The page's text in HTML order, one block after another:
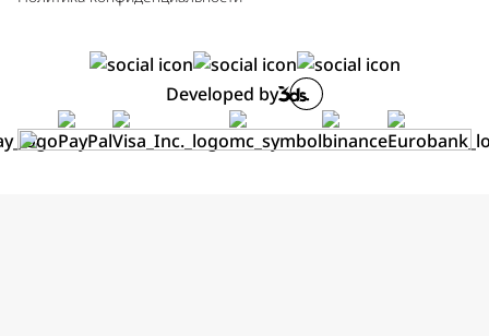
Developed by